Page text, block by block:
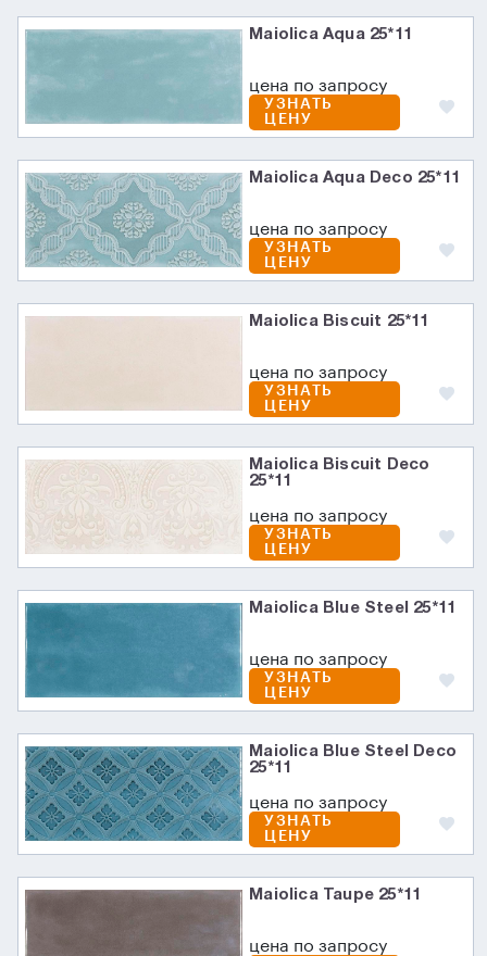
Maiolica Aqua 25*11
цена по запросу
УЗНАТЬ
ЦЕНУ
Maiolica Aqua Deco 25*11
цена по запросу
УЗНАТЬ
ЦЕНУ
Maiolica Biscuit 25*11
цена по запросу
УЗНАТЬ
ЦЕНУ
Maiolica Biscuit Deco
25*11
цена по запросу
УЗНАТЬ
ЦЕНУ
Maiolica Blue Steel 25*11
цена по запросу
УЗНАТЬ
ЦЕНУ
Maiolica Blue Steel Deco
25*11
цена по запросу
УЗНАТЬ
ЦЕНУ
Maiolica Taupe 25*11
цена по запросу